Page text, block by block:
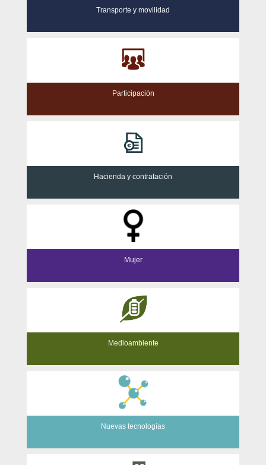
Transporte y movilidad
Participación
Hacienda y contratación
Mujer
Medioambiente
Nuevas tecnologías